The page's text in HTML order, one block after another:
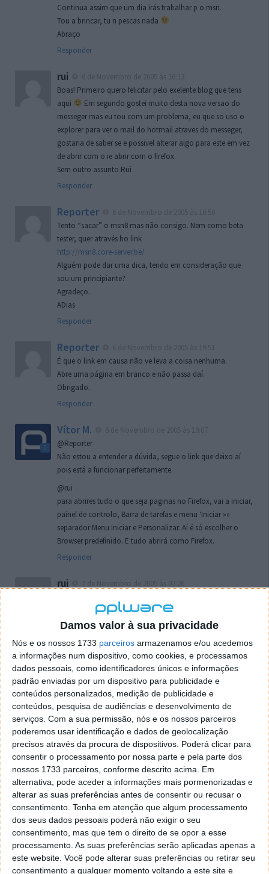
Damos valor à sua privacidade
Nós e os nossos 1733 parceiros armazenamos e/ou acedemos
a informações num dispositivo, como cookies, e processamos
dados pessoais, como identificadores únicos e informações
padrão enviadas por um dispositivo para publicidade e
conteúdos personalizados, medição de publicidade e
conteúdos, pesquisa de audiências e desenvolvimento de
serviços. Com a sua permissão, nós e os nossos parceiros
poderemos usar identificação e dados de geolocalização
precisos através da procura de dispositivos. Poderá clicar para
consentir o processamento por nossa parte e pela parte dos
nossos 1733 parceiros, conforme descrito acima. Em
alternativa, pode aceder a informações mais pormenorizadas e
alterar as suas preferências antes de consentir ou recusar o
consentimento. Tenha em atenção que algum processamento
dos seus dados pessoais poderá não exigir o seu
consentimento, mas que tem o direito de se opor a esse
processamento. As suas preferências serão aplicadas apenas a
este website. Você pode alterar suas preferências ou retirar seu
consentimento a qualquer momento voltando a este site e
Continua assim que um dia irás trabalhar p o msn.
Tou a brincar, tu n pescas nada
Abraço
Responder
rui
Boas! Primeiro quero felicitar pelo exelente blog que tens
aqui
Em segundo gostei muito desta nova versao do
messeger mas eu tou com um problema, eu que so uso o
explorer para ver o mail do hotmail atraves do messeger,
gostaria de saber se e possivel alterar algo para este em vez
de abrir com o ie abrir com o firefox.
Sem outro assunto Rui
Responder
Reporter
Tento “sacar” o msn8 mas não consigo. Nem como beta
tester, quer através ho link
http://msn8.core-server.be/
Alguém pode dar uma dica, tendo em consideração que
sou um principiante?
Agradeço.
ADias
Responder
Reporter
É que o link em causa não ve leva a coisa nenhuma.
Abre uma página em branco e não passa daí.
Obrigado.
Responder
Vítor M.
@Reporter
Não estou a entender a dúvida, segue o link que deixo aí
pois está a funcionar perfeitamente.
@rui
para abrires tudo o que seja paginas no Firefox, vai a iniciar,
painel de controlo, Barra de tarefas e menu ‘Iniciar »»
separador Menu Iniciar e Personalizar. Aí é só escolher o
Browser predefinido. E tudo abrirá como Firefox.
Responder
rui
localizaçao referida n se encontra la nada k me permita por
o firefox como browser predefenido
Ja percorri o painel
tentei apagar o explorer na tentativa de forçar o uso do
firefox mas em vao. Kaso te lembres de outra dica fico
agradecido, caso contrario obrigado a mesma
Responder
Vítor M.
7 de Novembro de 2005 às 01:39
@Reporter
Desculpa mas o link funciona. Seja como for segue por mail
o MSn Messenger 8.
Responder
Vítor M.
@Rui
Tens de encontrar o que te falei. Faz da seguinte maneira,
janela iniciar e no topo dessa janela com o botão direito do
rato faz propriedades. Depois no separador Menu ‘Iniciar’
clica no botão ‘Personalizar’ aí encontrarás no separador